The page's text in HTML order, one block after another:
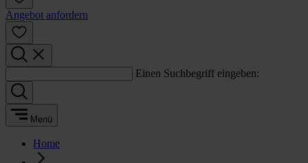
Angebot anfordern
Einen Suchbegriff eingeben:
Menü
Home